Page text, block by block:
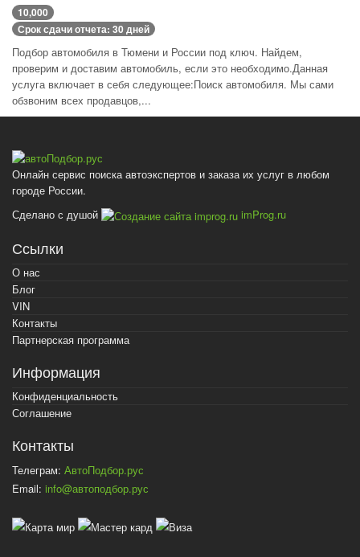
10,000
Срок сдачи отчета: 30 дней
Подбор автомобиля в Тюмени и России под ключ. Найдем,
проверим и доставим автомобиль, если это необходимо.Данная
услуга включает в себя следующее:Поиск автомобиля. Мы сами
обзвоним всех продавцов,...
Онлайн сервис поиска автоэкспертов и заказа их услуг в любом
городе России.
Сделано с душой
imProg.ru
Ссылки
О нас
Блог
VIN
Контакты
Партнерская программа
Информация
Конфиденциальность
Соглашение
Контакты
Телеграм: АвтоПодбор.рус
Email: info@автоподбор.рус